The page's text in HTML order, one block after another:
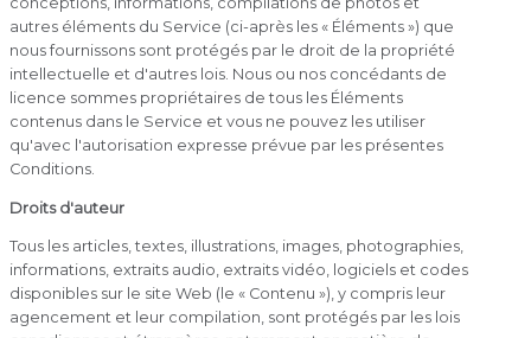
autres éléments du Service (ci-après les « Éléments ») que
nous fournissons sont protégés par le droit de la propriété
intellectuelle et d'autres lois. Nous ou nos concédants de
licence sommes propriétaires de tous les Éléments
contenus dans le Service et vous ne pouvez les utiliser
qu'avec l'autorisation expresse prévue par les présentes
Conditions.
Droits d'auteur
Tous les articles, textes, illustrations, images, photographies,
informations, extraits audio, extraits vidéo, logiciels et codes
disponibles sur le site Web (le « Contenu »), y compris leur
agencement et leur compilation, sont protégés par les lois